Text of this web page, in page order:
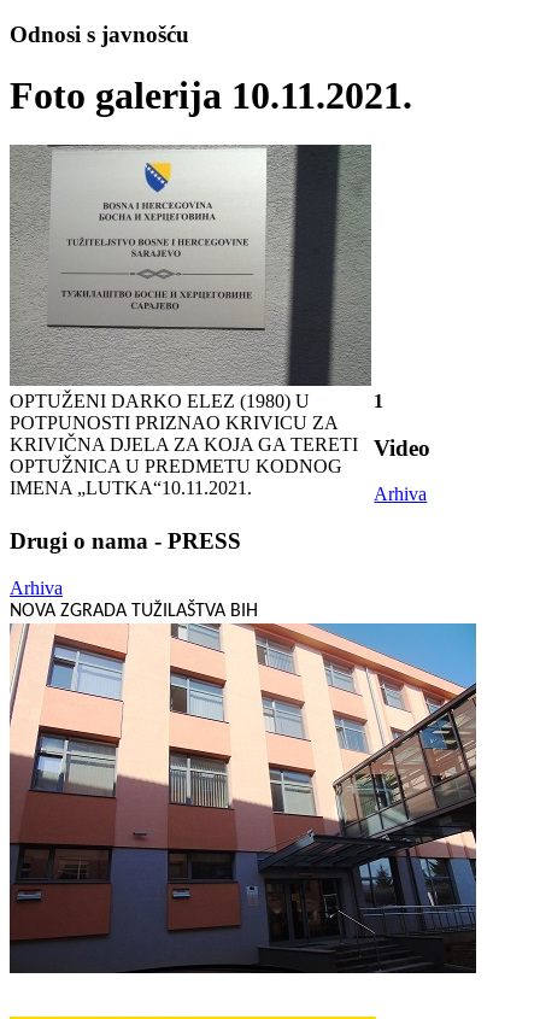
Odnosi s javnošću
Foto galerija 10.11.2021.
OPTUŽENI DARKO ELEZ (1980) U
POTPUNOSTI PRIZNAO KRIVICU ZA
KRIVIČNA DJELA ZA KOJA GA TERETI
OPTUŽNICA U PREDMETU KODNOG
IMENA „LUTKA“10.11.2021.
1
Video
Arhiva
Drugi o nama - PRESS
Arhiva
NOVA ZGRADA TUŽILAŠTVA BIH